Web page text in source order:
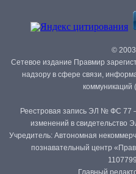
©
Сетевое издание Правмир
надзору в сфере связи,
коммуникаций
Реестровая запись ЭЛ № ФС 77
изменений в свидетельство
Учредитель: Автономная
познавательный центр